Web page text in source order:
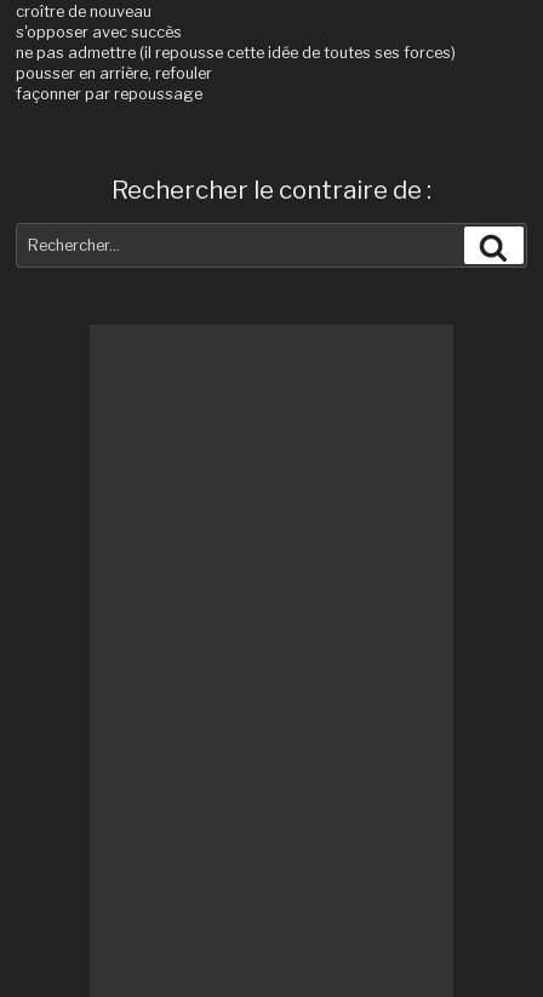
croître de nouveau
s'opposer avec succès
ne pas admettre (il repousse cette idée de toutes ses forces)
pousser en arrière, refouler
façonner par repoussage
Rechercher le contraire de :
pour